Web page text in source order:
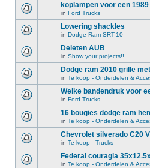
koplampen voor een 1989
in Ford Trucks
Lowering shackles
in Dodge Ram SRT-10
Deleten AUB
in Show your projects!!
Dodge ram 2010 grille
in Te koop - Onderdelen &
Welke bandendruk voor
in Ford Trucks
16 bougies dodge ram
in Te koop - Onderdelen &
Chevrolet silverado C20
in Te koop - Trucks
Federal couragia
in Te koop - Onderdelen &